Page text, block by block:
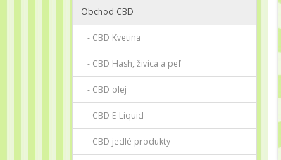
Obchod CBD
- CBD Kvetina
- CBD Hash, živica a peľ
- CBD olej
- CBD E-Liquid
- CBD jedlé produkty